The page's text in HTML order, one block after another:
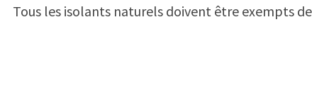
Tous les isolants naturels doivent être exempts